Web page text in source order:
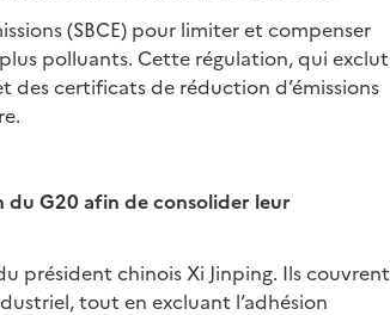
(SBCE) pour limiter et compenser
polluants. Cette régulation, qui exclut
des certificats de réduction d’émissions
du G20 afin de consolider leur
président chinois Xi Jinping. Ils couvrent
tout en excluant l’adhésion